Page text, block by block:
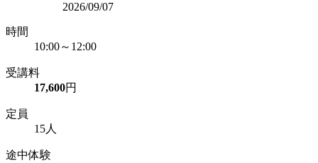
2026/09/07
時間
10:00～12:00
受講料
17,600円
定員
15人
途中体験